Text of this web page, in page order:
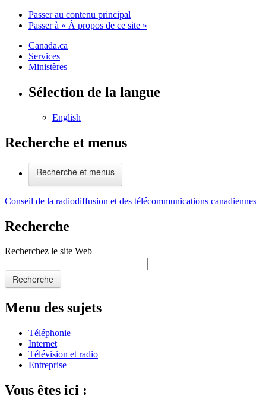
Passer au contenu principal
Passer à « À propos de ce site »
Canada.ca
Services
Ministères
Sélection de la langue
English
Recherche et menus
Recherche et menus
Conseil de la radiodiffusion et des télécommunications canadiennes
Recherche
Recherchez le site Web
Recherche
Menu des sujets
Téléphonie
Internet
Télévision et radio
Entreprise
Vous êtes ici :